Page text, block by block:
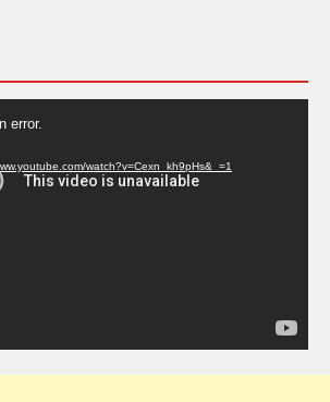
error.
watch?v=Cexn_kh9pHs&_=1